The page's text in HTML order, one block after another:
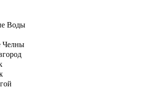
Воды
Челны